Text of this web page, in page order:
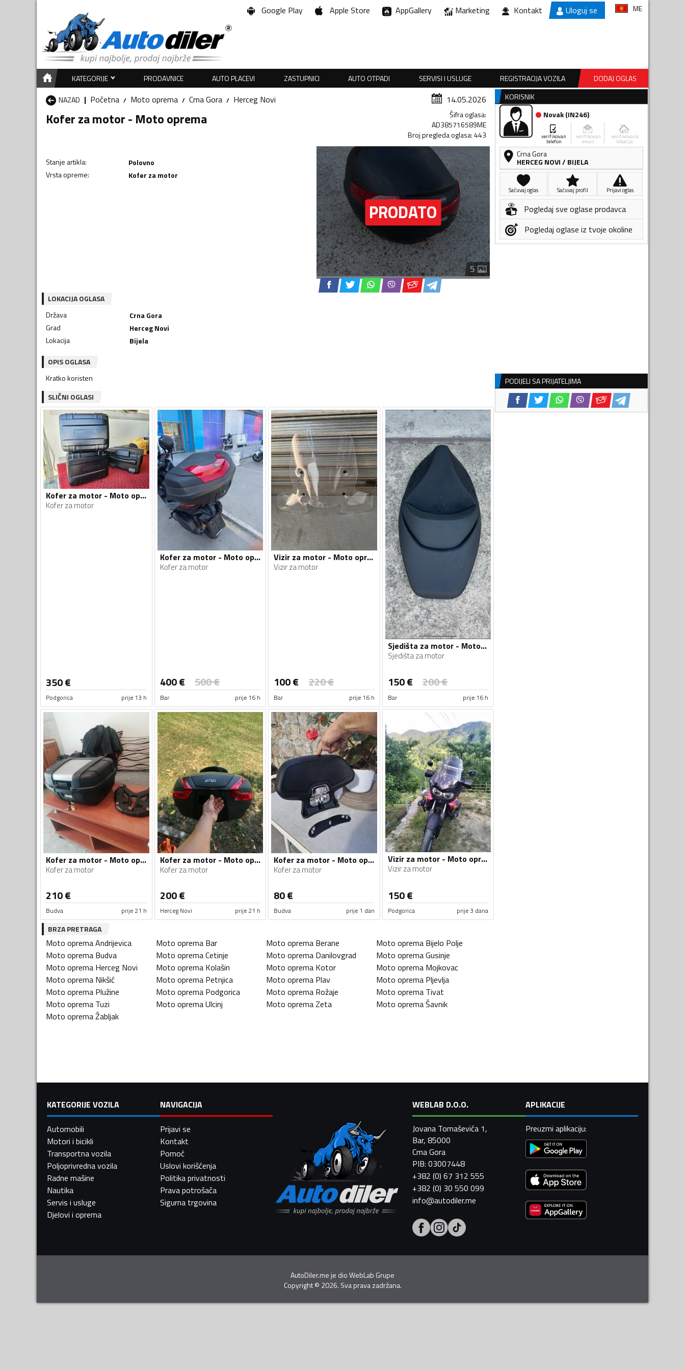
Google Play Apple Store AppGallery Marketing Kontakt Uloguj se ME
KATEGORIJE PRODAVNICE AUTO PLACEVI ZASTUPNICI AUTO OTPADI SERVISI I USLUGE REGISTRACIJA VOZILA
DODAJ OGLAS
NAZAD
Početna Moto oprema Crna Gora Herceg Novi 14.05.2026
Kofer za motor - Moto oprema Šifra oglasa:
AD385716589ME
Broj pregleda oglasa:443
Stanje artikla:
Polovno
Vrsta opreme: Kofer za motor
5
LOKACIJA OGLASA
Država
Crna Gora
Grad
Herceg Novi
Lokacija
Bijela
OPIS OGLASA
Kratko koristen
SLIČNI OGLASI
Kofer za motor - Moto oprema
Kofer za motor
350€
Podgorica prije 13 h
Kofer za motor - Moto oprema
Kofer za motor
400€ 500€
Bar prije 16 h
Vizir za motor - Moto oprema
Vizir za motor
100€ 220€
Bar prije 16 h
Sjedišta za motor - Moto oprema
Sjedišta za motor
150€ 200€
Bar prije 16 h
Kofer za motor - Moto oprema
Kofer za motor
210€
Budva prije 21 h
Kofer za motor - Moto oprema
Kofer za motor
200€
Herceg Novi prije 21 h
Kofer za motor - Moto oprema
Kofer za motor
80€
Budva prije 1 dan
Vizir za motor - Moto oprema
Vizir za motor
150€
Podgorica prije 3 dana
BRZA PRETRAGA
Moto opremaAndrijevica Moto oprema Bar Moto oprema Berane Moto oprema Bijelo Polje
Moto oprema Budva Moto opremaCetinje Moto oprema Danilovgrad Moto opremaGusinje
Moto oprema Herceg Novi Moto oprema Kolašin Moto oprema Kotor Moto oprema Mojkovac
Moto oprema Nikšić Moto oprema Petnjica Moto oprema Plav Moto oprema Pljevlja
Moto oprema Plužine Moto oprema Podgorica Moto oprema Rožaje Moto oprema Tivat
Moto oprema Tuzi Moto opremaUlcinj Moto opremaZeta Moto opremaŠavnik
Moto opremaŽabljak
KORISNIK
Novak(IN246)
verifikovan
telefon
verifikovan
email
verifikovana
lokacija
Crna Gora
HERCEG NOVI/ BIJELA
Sačuvaj oglas Sačuvaj profil Prijavi oglas
Pogledaj sve oglase prodavca
Pogledaj oglase iz tvoje okoline
PODIJELI SA PRIJATELJIMA
KATEGORIJE VOZILA
Automobili
Motori i bicikli
Transportna vozila
Poljoprivredna vozila
Radne mašine
Nautika
Servis i usluge
Djelovi i oprema
NAVIGACIJA
Prijavi se
Kontakt
Pomoć
Uslovi korišćenja
Politika privatnosti
Prava potrošača
Sigurna trgovina
WEBLAB D.O.O.
Jovana Tomaševića 1,
Bar, 85000
Crna Gora
PIB: 03007448
+382 (0) 67 312 555
+382 (0) 30 550 099
info@autodiler.me
APLIKACIJE
Preuzmi aplikaciju:
AutoDiler.me je dioWebLab Grupe
Copyright© 2026. Sva prava zadržana.